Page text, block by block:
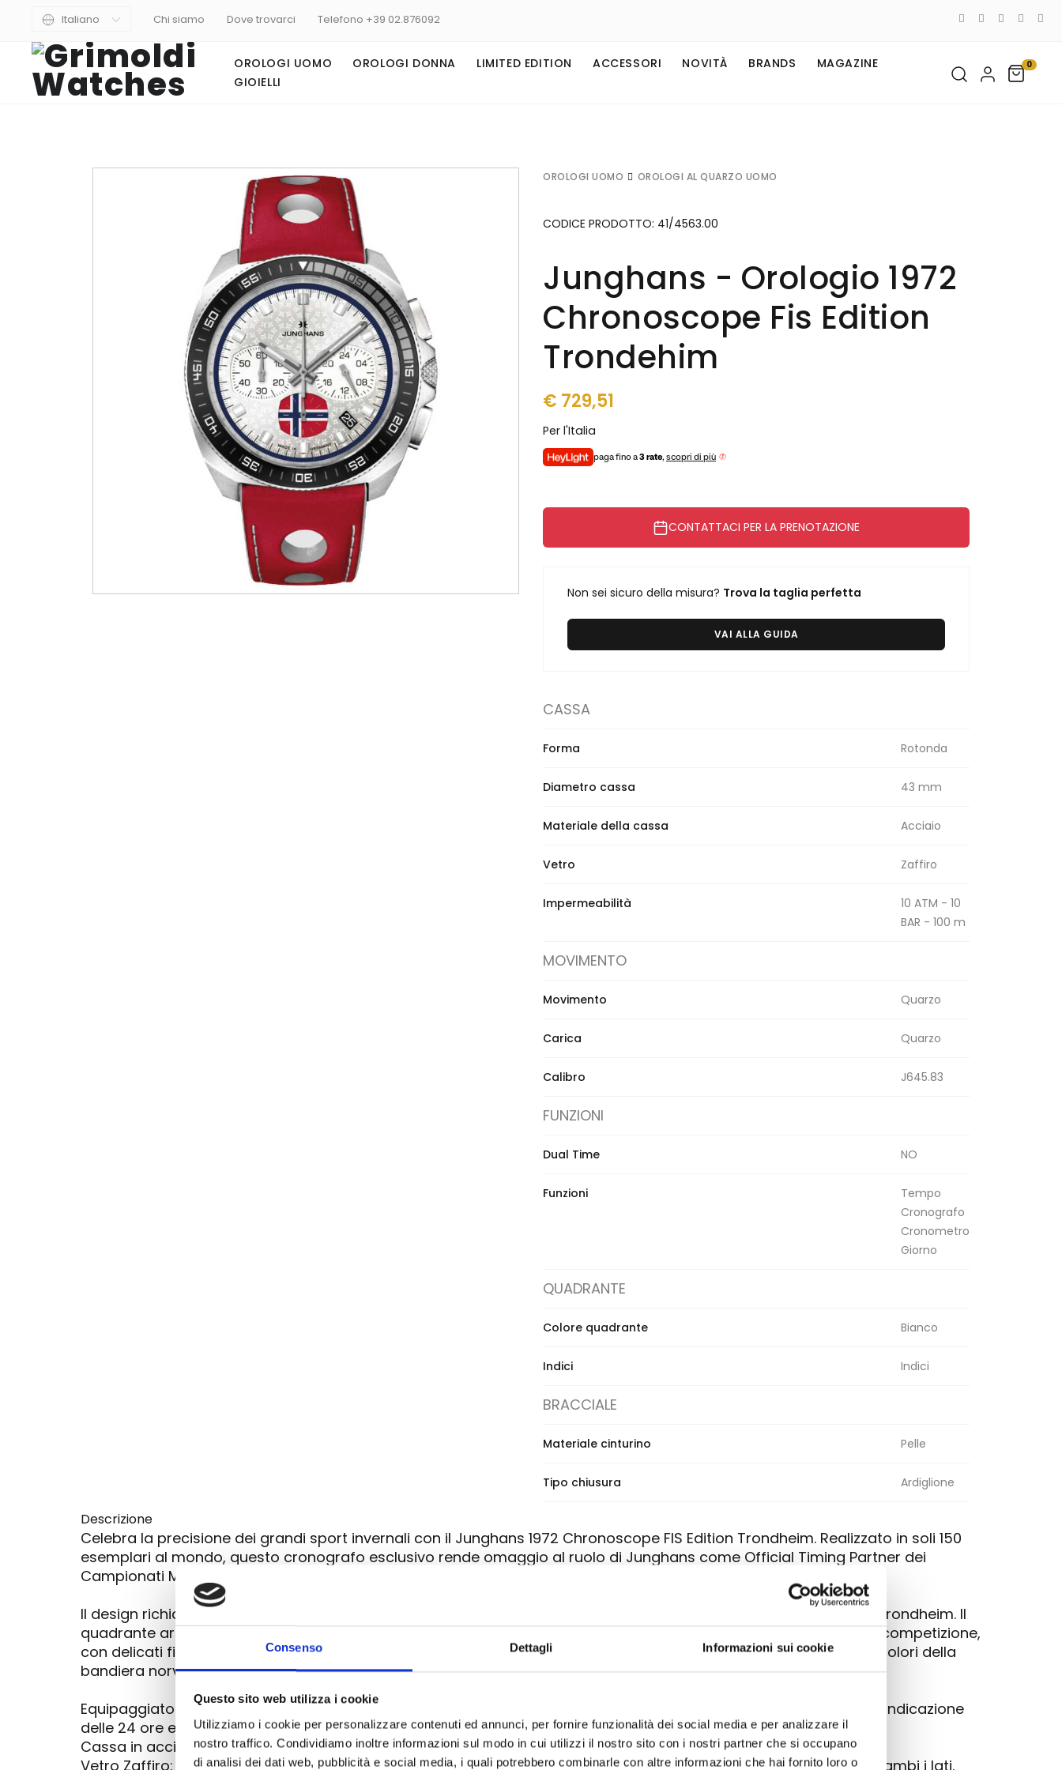
Consenso Dettagli Informazioni sui cookie
Questo sito web utilizza i cookie
Utilizziamo i cookie per personalizzare contenuti ed annunci, per fornire funzionalità dei social media e per analizzare il
nostro traffico. Condividiamo inoltre informazioni sul modo in cui utilizzi il nostro sito con i nostri partner che si occupano
di analisi dei dati web, pubblicità e social media, i quali potrebbero combinarle con altre informazioni che hai fornito loro o
Italiano Chi siamo Dove trovarci Telefono +39 02.876092
OROLOGI UOMO OROLOGI DONNA LIMITED EDITION ACCESSORI NOVITÀ BRANDS
MAGAZINE
GIOIELLI
0
OROLOGI UOMO OROLOGI AL QUARZO UOMO
CODICE PRODOTTO: 41/4563.00
Junghans - Orologio 1972
Chronoscope Fis Edition
Trondehim
€ 729,51
Per l'Italia
paga fino a3 rate, scopri di più
CONTATTACI PER LA PRENOTAZIONE
Non sei sicuro della misura? Trova la taglia perfetta
VAI ALLA GUIDA
CASSA
Forma Rotonda
Diametro cassa 43 mm
Materiale della cassa Acciaio
Vetro Zaffiro
Impermeabilità
10 ATM - 10
BAR - 100 m
MOVIMENTO
Movimento Quarzo
Carica Quarzo
Calibro J645.83
FUNZIONI
Dual Time NO
Funzioni
Tempo
Cronografo
Cronometro
Giorno
QUADRANTE
Colore quadrante Bianco
Indici Indici
BRACCIALE
Materiale cinturino Pelle
Tipo chiusura Ardiglione
Descrizione
Celebra la precisione dei grandi sport invernali con il Junghans 1972 Chronoscope FIS Edition Trondheim. Realizzato in soli 150
esemplari al mondo, questo cronografo esclusivo rende omaggio al ruolo di Junghans come Official Timing Partner dei
Campionati Mondiali di Sci Nordico FIS 2025 in Norvegia.
Il design richiama l'estetica dinamica degli anni '70, arricchita da dettagli che evocano le atmosfere cristalline di Trondheim. Il
quadrante argento con finitura sunray è impreziosito da una raffinata stampa che richiama il logo ufficiale della competizione,
con delicati fiocchi di neve stilizzati. I tocchi di blu e rosso sul quadrante e sul cinturino richiamano con orgoglio i colori della
bandiera norvegese.
Equipaggiato con il calibro al quarzo J645.83, offre funzioni di cronoscopio (1/5 di secondo), contatore 60 minuti, indicazione
delle 24 ore e datario.
Cassa in acciaio inossidabile da 43,3 mm con lunetta girevole unidirezionale nera, per un look sportivo e tecnico.
Vetro Zaffiro: massima protezione contro i graffi grazie al vetro zaffiro piatto con trattamento antiriflesso su entrambi i lati.